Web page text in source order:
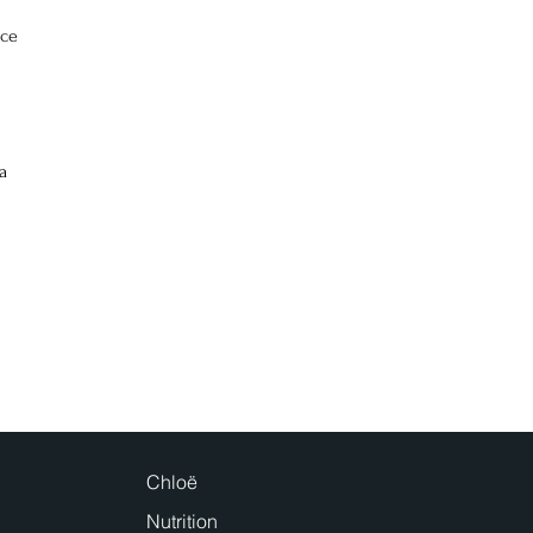
Chloë
Nutrition